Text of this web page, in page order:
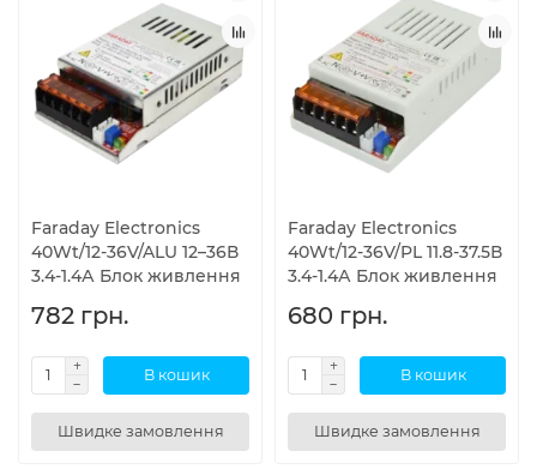
Faraday Electronics
40Wt/12-36V/ALU 12–36В
3.4-1.4А Блок живлення
782 грн.
В кошик
Швидке замовлення
Faraday Electronics
40Wt/12-36V/PL 11.8-37.5В
3.4-1.4А Блок живлення
680 грн.
В кошик
Швидке замовлення